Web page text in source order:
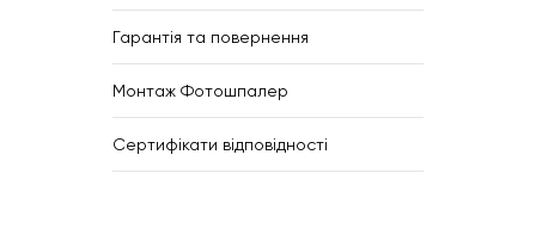
Гарантія та повернення
Монтаж Фотошпалер
Сертифікати відповідності